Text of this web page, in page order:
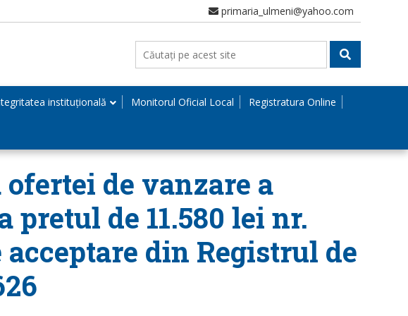
primaria_ulmeni@yahoo.com
instituțională Monitorul Oficial Local Registratura Online
ofertei de vanzare a
de 11.580 lei nr.
din Registrul de